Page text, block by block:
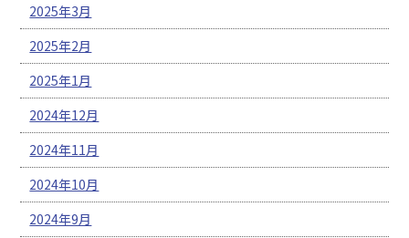
2025年3月
2025年2月
2025年1月
2024年12月
2024年11月
2024年10月
2024年9月